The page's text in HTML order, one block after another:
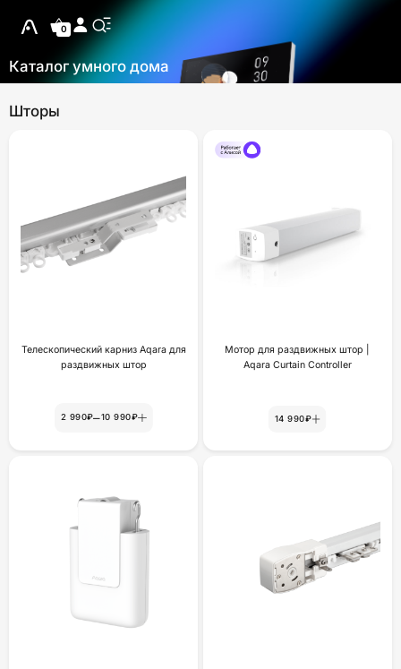
0
Каталог умного дома
Шторы
Телескопический карниз Aqara для
раздвижных штор
2 990₽–10 990₽
Мотор для раздвижных штор |
Aqara Curtain Controller
14 990₽